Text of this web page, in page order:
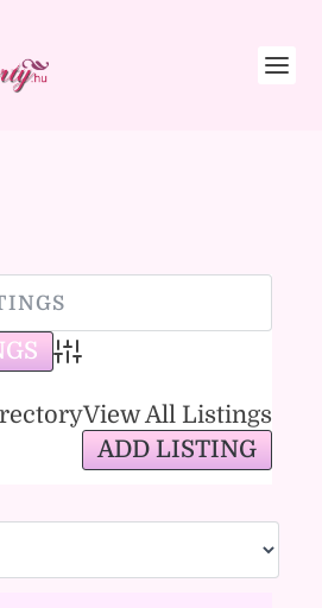
Advanced Search
View All Listings
ADD LISTING